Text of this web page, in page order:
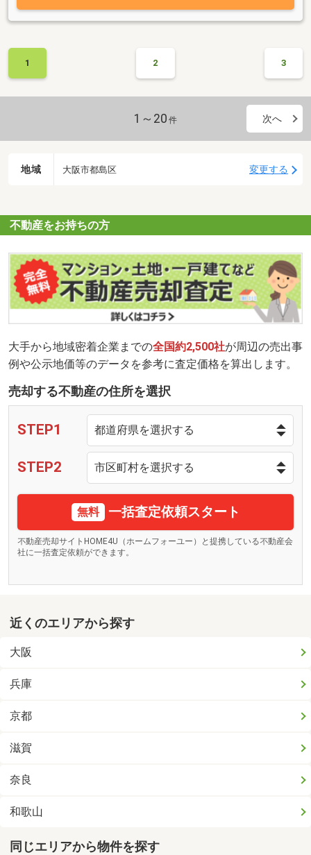
1 2 3
1～20 件 次へ
地域 大阪市都島区 変更する
不動産をお持ちの方
大手から地域密着企業までの全国約2,500社が周辺の売出事
例や公示地価等のデータを参考に査定価格を算出します。
売却する不動産の住所を選択
STEP1
STEP2
無料 一括査定依頼スタート
不動産売却サイトHOME4U（ホームフォーユー）と提携している不動産会
社に一括査定依頼ができます。
近くのエリアから探す
大阪
兵庫
京都
滋賀
奈良
和歌山
同じエリアから物件を探す